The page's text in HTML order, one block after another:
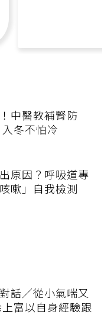
中醫教補腎防
冬不怕冷
原因？呼吸道專
嗽」自我檢測
話／從小氣喘又
富以自身經驗跟